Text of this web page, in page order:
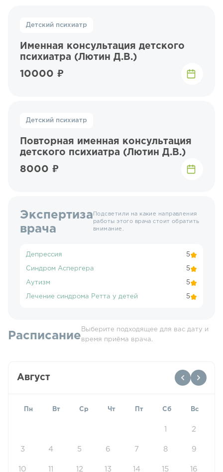
Детский психиатр
Именная консультация детского
психиатра (Лютин Д.В.)
10000 ₽
Детский психиатр
Повторная именная консультация
детского психиатра (Лютин Д.В.)
8000 ₽
Экспертиза
врача
Подсветили на какие направления
работы этого врача стоит обратить
внимание.
Депрессия 5
Синдром Аспергера 5
Аутизм 5
Лечение синдрома Ретта у детей 5
Расписание
Выберите подходящее для вас дату и
время приёма врача.
Август
Пн Вт Ср Чт Пт Сб Вс
1 2
3 4 5 6 7 8 9
10 11 12 13 14 15 16